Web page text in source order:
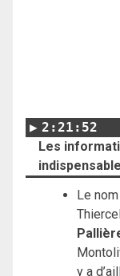
2:21:52
Les
Le
y a